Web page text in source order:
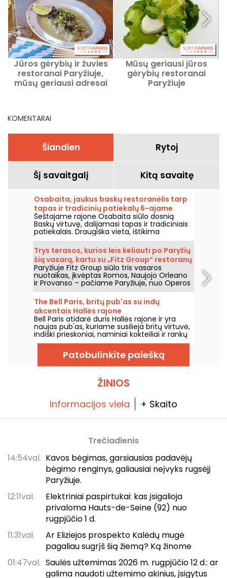
Jūros gėrybių ir žuvies
restoranai Paryžiuje,
mūsų geriausi adresai
Mūsų geriausi jūros
gėrybių restoranai
Paryžiuje
KOMENTARAI
Šiandien Rytoj
Šį savaitgalį Kitą savaitę
Osabaita, jaukus baskų restoranėlis tarp
tapas ir tradicinių patiekalų 6-ajame
rajone.
Šeštajame rajone Osabaita siūlo dosnią
Baskų virtuvę, dalijamasi tapas ir tradiciniais
patiekalais. Draugiška vieta, ištikima
Pietvakarių Vakarų regiono gaminiams ir
vertybėms.
Trys terasos, kurios leis keliauti po Paryžių
šią vasarą, kartu su „Fitz Group“ restoranų
grupe.
Paryžiuje Fitz Group siūlo tris vasaros
nuotaikas, įkvėptas Romos, Naujojo Orleano
ir Provanso – pačiame Paryžiuje, nuo Operos
iki Eifelio bokšto. Kiekviena vieta, su savo
terasa, siūlo visavertę sustojimą, neišeinant
iš sostinės.
The Bell Paris, britų pub'as su indų
akcentais Hallės rajone
Bell Paris atidarė duris Hallės rajone ir yra
naujas pub'as, kuriame susilieja britų virtuvė,
indiški prieskoniai, naminiai kokteiliai ir rankų
darbo alūs, o interjerą kūrė dizaineris Jim
Hamilton.Patobulinkite paiešką
ŽINIOS
Informacijos viela + Skaito
Trečiadienis
14:54val. Kavos bėgimas, garsiausias padavėjų
bėgimo renginys, galiausiai neįvyks rugsėjį
Paryžiuje.
12:11val.
Elektriniai paspirtukai: kas įsigalioja
privaloma Hauts-de-Seine (92) nuo
rugpjūčio 1 d.
11:31val.
Ar Eliziejos prospekto Kalėdų mugė
pagaliau sugrįš šią žiemą? Ką žinome
01:47val. Saulės užtemimas 2026 m. rugpjūčio 12 d.: ar
galima naudoti užtemimo akinius, įsigytus